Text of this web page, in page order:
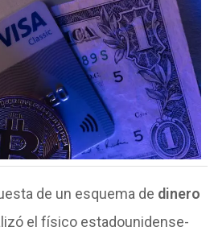
de un esquema de dinero
el físico estadounidense-